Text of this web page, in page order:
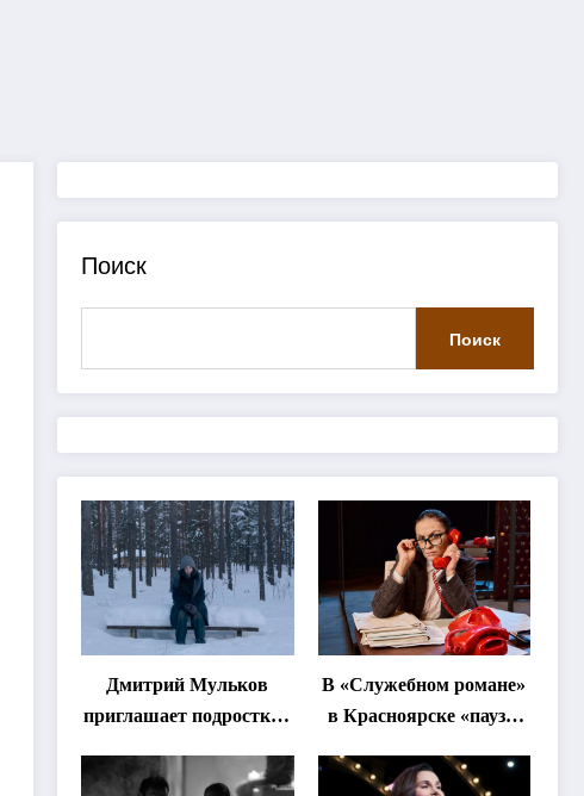
Поиск
Поиск
Дмитрий Мульков
приглашает подростков
«спектакль-
В «Служебном романе»
в Красноярске «паузы